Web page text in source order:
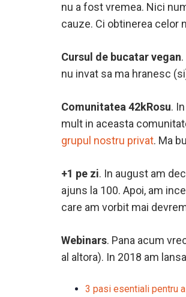
nu a fost vremea. Nici
cauze. Ci obtinerea celor
Cursul de bucatar vegan
nu invat sa ma hranesc
Comunitatea 42kRosu.
mult in aceasta
grupul nostru privat. Ma
+1 pe zi. In august am
ajuns la 100. Apoi, am
care am vorbit mai
Webinars. Pana acum
al altora). In 2018 am
3 pasi esentiali pentru